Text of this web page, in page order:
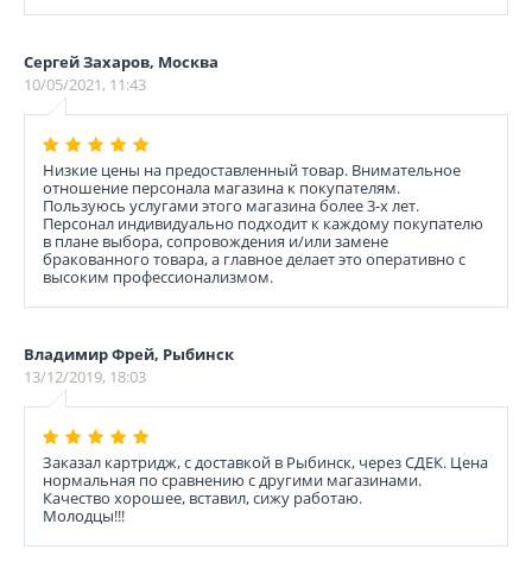
Сергей Захаров, Москва
10/05/2021, 11:43
Низкие цены на предоставленный товар. Внимательное
отношение персонала магазина к покупателям.
Пользуюсь услугами этого магазина более 3-х лет.
Персонал индивидуально подходит к каждому покупателю
в плане выбора, сопровождения и/или замене
бракованного товара, а главное делает это оперативно с
высоким профессионализмом.
Владимир Фрей, Рыбинск
13/12/2019, 18:03
Заказал картридж, с доставкой в Рыбинск, через СДЕК. Цена
нормальная по сравнению с другими магазинами.
Качество хорошее, вставил, сижу работаю.
Молодцы!!!